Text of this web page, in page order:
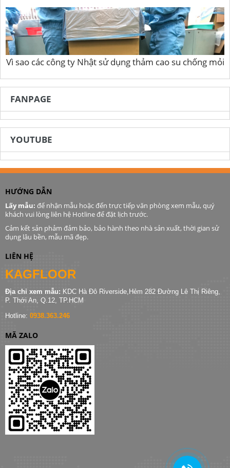
Vì sao các công ty Nhật sử dụng thảm cao su chống mỏi
FANPAGE
YOUTUBE
HƯỚNG DẪN
Lấy mẫu: để nhận mẫu hoặc đến trực tiếp văn phòng xem mẫu, quý
khách vui lòng liên hệ Hotline để đặt lịch trước.
Cảm kết sản phảm đảm bảo, bảo hành theo nhà sản xuất, thời gian sử
dụng lâu bền, mẫu mã đẹp.
LIÊN HỆ
KAGFLOOR
Địa chỉ xem mẫu: KDC Hà Đô Riverside,Hẻm 282 Đường Lê Thị Riêng,
P. Thới An, Q.12, TP.HCM
Hotline: 0938.363.246
MÃ ZALO